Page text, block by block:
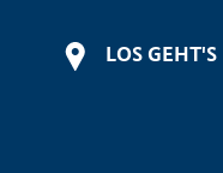
LOS GEHT'S